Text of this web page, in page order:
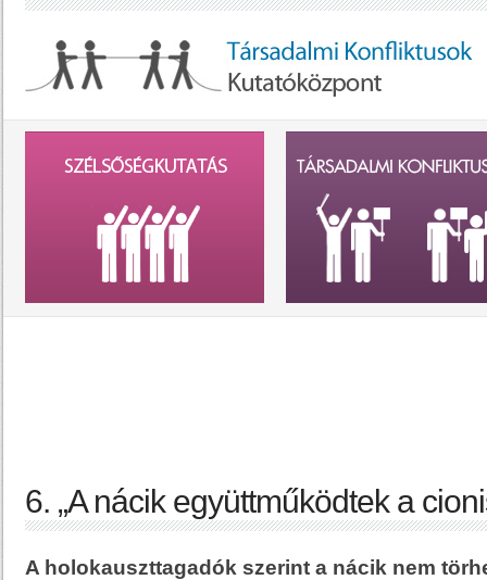
6. „A nácik együttműködtek a
A holokauszttagadók szerint a nácik nem